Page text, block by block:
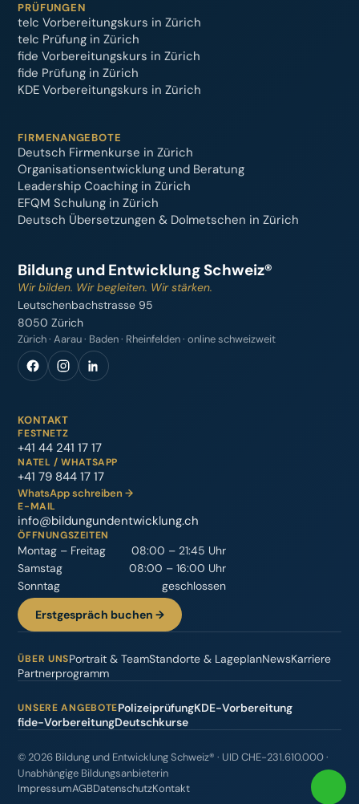
PRÜFUNGEN
telc Vorbereitungskurs in Zürich
telc Prüfung in Zürich
fide Vorbereitungskurs in Zürich
fide Prüfung in Zürich
KDE Vorbereitungskurs in Zürich
FIRMENANGEBOTE
Deutsch Firmenkurse in Zürich
Organisationsentwicklung und Beratung
Leadership Coaching in Zürich
EFQM Schulung in Zürich
Deutsch Übersetzungen & Dolmetschen in Zürich
Bildung und Entwicklung Schweiz®
Wir bilden. Wir begleiten. Wir stärken.
Leutschenbachstrasse 95
8050 Zürich
Zürich · Aarau · Baden · Rheinfelden · online schweizweit
KONTAKT
FESTNETZ
+41 44 241 17 17
NATEL / WHATSAPP
+41 79 844 17 17
WhatsApp schreiben →
E-MAIL
info@bildungundentwicklung.ch
ÖFFNUNGSZEITEN
Montag – Freitag
08:00 – 21:45 Uhr
Samstag
08:00 – 16:00 Uhr
Sonntag
geschlossen
Erstgespräch buchen →
ÜBER UNSPortrait & TeamStandorte & LageplanNewsKarriere
Partnerprogramm
UNSERE ANGEBOTEPolizeiprüfungKDE-Vorbereitung
fide-VorbereitungDeutschkurse
© 2026 Bildung und Entwicklung Schweiz® · UIDCHE-231.610.000·
Unabhängige Bildungsanbieterin
ImpressumAGBDatenschutzKontakt